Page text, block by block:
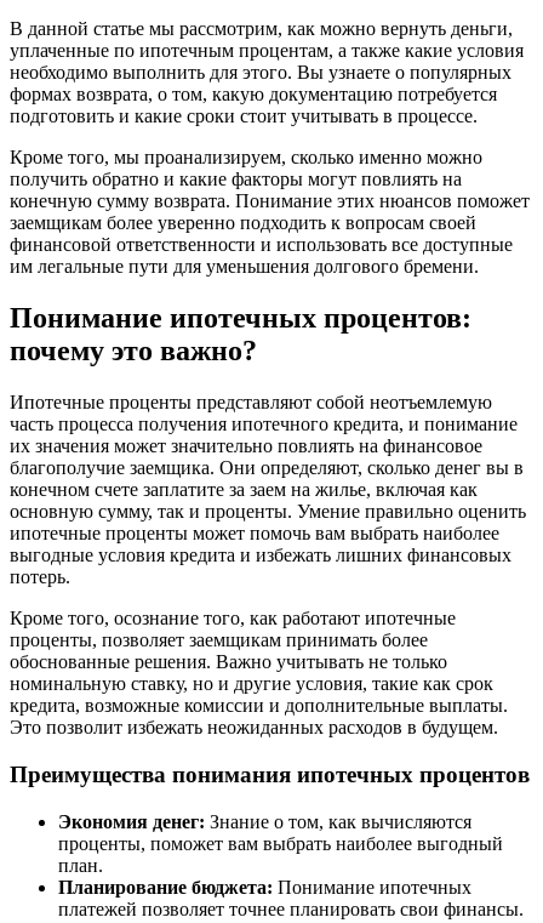
В данной статье мы рассмотрим, как можно вернуть деньги,
уплаченные по ипотечным процентам, а также какие условия
необходимо выполнить для этого. Вы узнаете о популярных
формах возврата, о том, какую документацию потребуется
подготовить и какие сроки стоит учитывать в процессе.
Кроме того, мы проанализируем, сколько именно можно
получить обратно и какие факторы могут повлиять на
конечную сумму возврата. Понимание этих нюансов поможет
заемщикам более уверенно подходить к вопросам своей
финансовой ответственности и использовать все доступные
им легальные пути для уменьшения долгового бремени.
Понимание ипотечных процентов:
почему это важно?
Ипотечные проценты представляют собой неотъемлемую
часть процесса получения ипотечного кредита, и понимание
их значения может значительно повлиять на финансовое
благополучие заемщика. Они определяют, сколько денег вы в
конечном счете заплатите за заем на жилье, включая как
основную сумму, так и проценты. Умение правильно оценить
ипотечные проценты может помочь вам выбрать наиболее
выгодные условия кредита и избежать лишних финансовых
потерь.
Кроме того, осознание того, как работают ипотечные
проценты, позволяет заемщикам принимать более
обоснованные решения. Важно учитывать не только
номинальную ставку, но и другие условия, такие как срок
кредита, возможные комиссии и дополнительные выплаты.
Это позволит избежать неожиданных расходов в будущем.
Преимущества понимания ипотечных процентов
Экономия денег: Знание о том, как вычисляются
проценты, поможет вам выбрать наиболее выгодный
план.
Планирование бюджета: Понимание ипотечных
платежей позволяет точнее планировать свои финансы.